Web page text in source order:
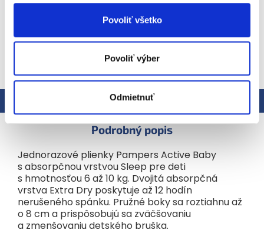
Povoliť všetko
Povoliť výber
Odmietnuť
ZOBRAZIŤ VŠETKY SÚVISIACE PRODUKTY
Hodnotenie
Podrobný popis
Jednorazové plienky Pampers Active Baby
s absorpčnou vrstvou Sleep pre deti
s hmotnosťou 6 až 10 kg. Dvojitá absorpčná
vrstva Extra Dry poskytuje až 12 hodín
nerušeného spánku. Pružné boky sa roztiahnu až
o 8 cm a prispôsobujú sa zväčšovaniu
a zmenšovaniu detského bruška.